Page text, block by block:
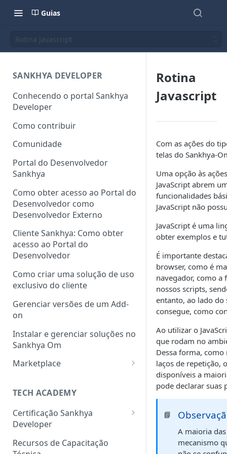
Guias
Rotina Javascript
SANKHYA DEVELOPER
Conhecendo o portal Sankhya
Developer
Como contribuir
Comunidade
Portal do Desenvolvedor
Sankhya
Como obter acesso ao Portal do
Desenvolvedor como
Desenvolvedor Externo
Cliente Sankhya: Como obter
acesso ao Portal do
Desenvolvedor
Como criar uma solução de uso
exclusivo do cliente
Gerenciar versões de um Add-
on
Instalar e gerenciar soluções no
Sankhya Om
Marketplace
no Marketplace via Portal do
TECH ACADEMY
Certificação Sankhya
Developer
Associate Framework (Back-
end)
Recursos de Capacitação
Rotina
Javascript
Com as ações do
telas do Sankhya-
Uma opção às
JavaScript abrem
funcionalidades
JavaScript não
JavaScript é uma
obter exemplos e
É importante
browser, como é
navegador, como
nossos scripts,
entanto, ao lado do
consegue, como
Ao utilizar o
que rodam no
Dessa forma,
laços de repetição,
disponíveis a
pode declarar suas
📘
A maioria
mecanismo